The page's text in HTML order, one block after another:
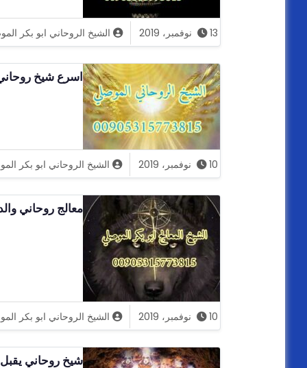
13 نوفمبر، 2019 الشيخ الروحاني ابو بكر
اسرع شيخ روحاني
10 نوفمبر، 2019 الشيخ الروحاني ابو بكر
معالج روحاني
10 نوفمبر، 2019 الشيخ الروحاني ابو بكر
شيخ روحاني يقبل